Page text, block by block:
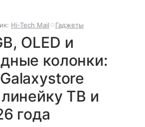
Hi-Tech Mail Гаджеты
OLED и
колонки:
ТВ и
года